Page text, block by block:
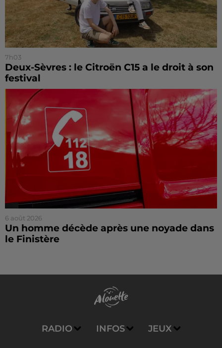
7h03
Deux-Sèvres : le Citroën C15 a le droit à son
festival
6 août 2026
Un homme décède après une noyade dans
le Finistère
RADIO INFOS JEUX